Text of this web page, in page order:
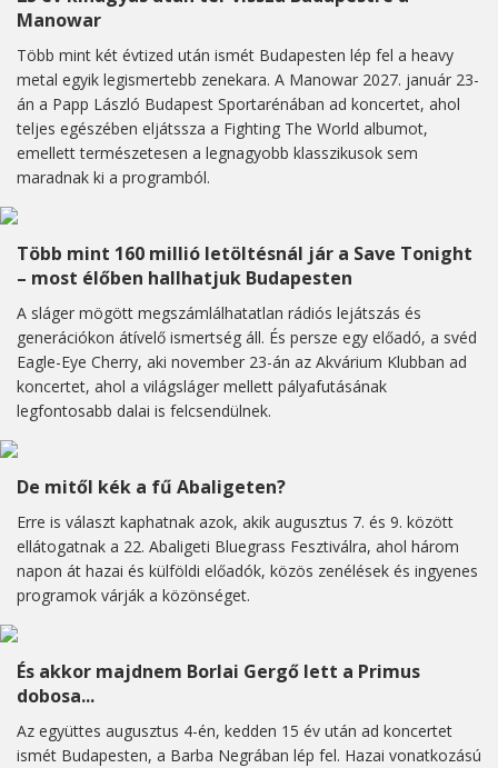
Manowar
Több mint két évtized után ismét Budapesten lép fel a heavy
metal egyik legismertebb zenekara. A Manowar 2027. január 23-
án a Papp László Budapest Sportarénában ad koncertet, ahol
teljes egészében eljátssza a Fighting The World albumot,
emellett természetesen a legnagyobb klasszikusok sem
maradnak ki a programból.
Több mint 160 millió letöltésnál jár a Save Tonight
– most élőben hallhatjuk Budapesten
A sláger mögött megszámlálhatatlan rádiós lejátszás és
generációkon átívelő ismertség áll. És persze egy előadó, a svéd
Eagle-Eye Cherry, aki november 23-án az Akvárium Klubban ad
koncertet, ahol a világsláger mellett pályafutásának
legfontosabb dalai is felcsendülnek.
De mitől kék a fű Abaligeten?
Erre is választ kaphatnak azok, akik augusztus 7. és 9. között
ellátogatnak a 22. Abaligeti Bluegrass Fesztiválra, ahol három
napon át hazai és külföldi előadók, közös zenélések és ingyenes
programok várják a közönséget.
És akkor majdnem Borlai Gergő lett a Primus
dobosa...
Az együttes augusztus 4-én, kedden 15 év után ad koncertet
ismét Budapesten, a Barba Negrában lép fel. Hazai vonatkozású